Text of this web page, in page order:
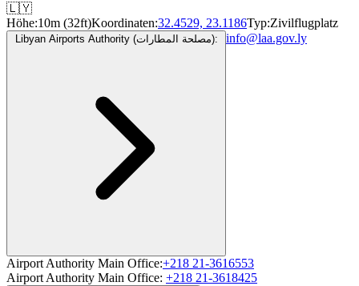
🇱🇾
Höhe:10m (32ft)Koordinaten:32.4529, 23.1186Typ:Zivilflugplatz
Libyan Airports Authority (مصلحة المطارات): info@laa.gov.ly
Airport Authority Main Office:+218 21-3616553
Airport Authority Main Office: +218 21-3618425